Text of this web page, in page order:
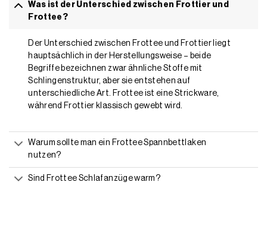
Was ist der Unterschied zwischen Frottier und
Frottee?
Der Unterschied zwischen Frottee und Frottier liegt
hauptsächlich in der Herstellungsweise – beide
Begriffe bezeichnen zwar ähnliche Stoffe mit
Schlingenstruktur, aber sie entstehen auf
unterschiedliche Art. Frottee ist eine Strickware,
während Frottier klassisch gewebt wird.
Warum sollte man ein Frottee Spannbettlaken
nutzen?
Sind Frottee Schlafanzüge warm?